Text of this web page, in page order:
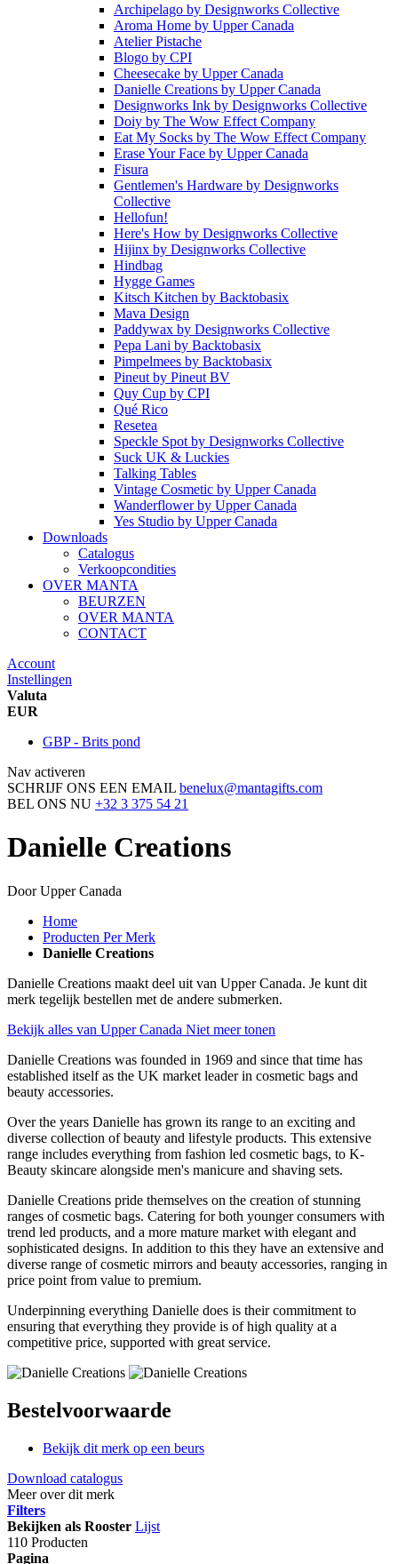
Archipelago by Designworks Collective
Aroma Home by Upper Canada
Atelier Pistache
Blogo by CPI
Cheesecake by Upper Canada
Danielle Creations by Upper Canada
Designworks Ink by Designworks Collective
Doiy by The Wow Effect Company
Eat My Socks by The Wow Effect Company
Erase Your Face by Upper Canada
Fisura
Gentlemen's Hardware by Designworks
Collective
Hellofun!
Here's How by Designworks Collective
Hijinx by Designworks Collective
Hindbag
Hygge Games
Kitsch Kitchen by Backtobasix
Mava Design
Paddywax by Designworks Collective
Pepa Lani by Backtobasix
Pimpelmees by Backtobasix
Pineut by Pineut BV
Quy Cup by CPI
Qué Rico
Resetea
Speckle Spot by Designworks Collective
Suck UK & Luckies
Talking Tables
Vintage Cosmetic by Upper Canada
Wanderflowerby Upper Canada
Yes Studio by Upper Canada
Downloads
Catalogus
Verkoopcondities
OVER MANTA
BEURZEN
OVER MANTA
CONTACT
Account
Instellingen
Valuta
EUR
GBP - Brits pond
Nav activeren
SCHRIJF ONS EEN EMAIL benelux@mantagifts.com
BEL ONS NU +32 3 375 54 21
Danielle Creations
Door Upper Canada
Home
Producten Per Merk
Danielle Creations
Danielle Creations maakt deel uit van Upper Canada. Je kunt dit
merk tegelijk bestellen met de andere submerken.
Bekijk alles van Upper Canada Niet meer tonen
Danielle Creations was founded in 1969 and since that time has
established itself as the UK market leader in cosmetic bags and
beauty accessories.
Over the years Danielle has grown its range to an exciting and
diverse collection of beauty and lifestyle products. This extensive
range includes everything from fashion led cosmetic bags, to K-
Beauty skincare alongside men's manicure and shaving sets.
Danielle Creations pride themselves on the creation of stunning
ranges of cosmetic bags. Catering for both younger consumers with
trend led products, and a more mature market with elegant and
sophisticated designs. In addition to this they have an extensive and
diverse range of cosmetic mirrors and beauty accessories, ranging in
price point from value to premium.
Underpinning everything Danielle does is their commitment to
ensuring that everything they provide is of high quality at a
competitive price, supported with great service.
Bestelvoorwaarde
Bekijk dit merk op een beurs
Download catalogus
Meer over dit merk
Filters
Bekijken als Rooster Lijst
110 Producten
Pagina